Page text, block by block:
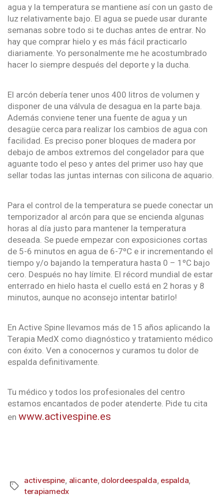
agua y la temperatura se mantiene así con un gasto de
luz relativamente bajo. El agua se puede usar durante
semanas sobre todo si te duchas antes de entrar. No
hay que comprar hielo y es más fácil practicarlo
diariamente. Yo personalmente me he acostumbrado
hacer lo siempre después del deporte y la ducha.
El arcón debería tener unos 400 litros de volumen y
disponer de una válvula de desagua en la parte baja.
Además conviene tener una fuente de agua y un
desagüe cerca para realizar los cambios de agua con
facilidad. Es preciso poner bloques de madera por
debajo de ambos extremos del congelador para que
aguante todo el peso y antes del primer uso hay que
sellar todas las juntas internas con silicona de aquario.
Para el control de la temperatura se puede conectar un
temporizador al arcón para que se encienda algunas
horas al día justo para mantener la temperatura
deseada. Se puede empezar con exposiciones cortas
de 5-6 minutos en agua de 6-7ºC e ir incrementando el
tiempo y/o bajando la temperatura hasta 0 – 1ºC bajo
cero. Después no hay límite. El récord mundial de estar
enterrado en hielo hasta el cuello está en 2 horas y 8
minutos, aunque no aconsejo intentar batirlo!
En Active Spine llevamos más de 15 años aplicando la
Terapia MedX como diagnóstico y tratamiento médico
con éxito. Ven a conocernos y curamos tu dolor de
espalda definitivamente.
Tu médico y todos los profesionales del centro
estamos encantados de poder atenderte. Pide tu cita
en www.activespine.es
activespine, alicante, dolordeespalda, espalda,
terapiamedx